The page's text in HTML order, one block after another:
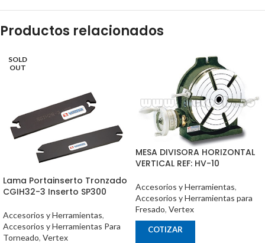
Productos relacionados
SOLD
OUT
Lama Portainserto Tronzado
CGIH32-3 Inserto SP300
Accesorios y Herramientas,
Accesorios y Herramientas Para
Torneado, Vertex
MESA DIVISORA HORIZONTAL
VERTICAL REF: HV-10
Accesorios y Herramientas,
Accesorios y Herramientas para
Fresado, Vertex
COTIZAR